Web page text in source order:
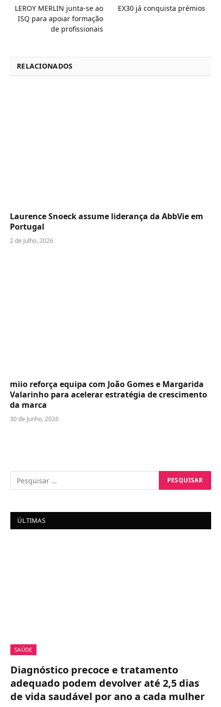
LEROY MERLIN junta-se ao
ISQ para apoiar formação
de profissionais
EX30 já conquista prémios
RELACIONADOS
Laurence Snoeck assume liderança da AbbVie em
Portugal
2 de Julho, 2026
miio reforça equipa com João Gomes e Margarida
Valarinho para acelerar estratégia de crescimento
da marca
30 de Junho, 2026
ÚLTIMAS
SAÚDE
Diagnóstico precoce e tratamento
adequado podem devolver até 2,5 dias
de vida saudável por ano a cada mulher